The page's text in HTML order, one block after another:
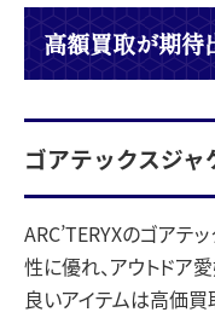
高額買取が期
ゴアテックスジャ
ARC’TERYXのゴアテ
性に優れ、アウトドア
良いアイテムは高価買